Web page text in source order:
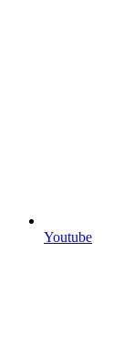
Youtube